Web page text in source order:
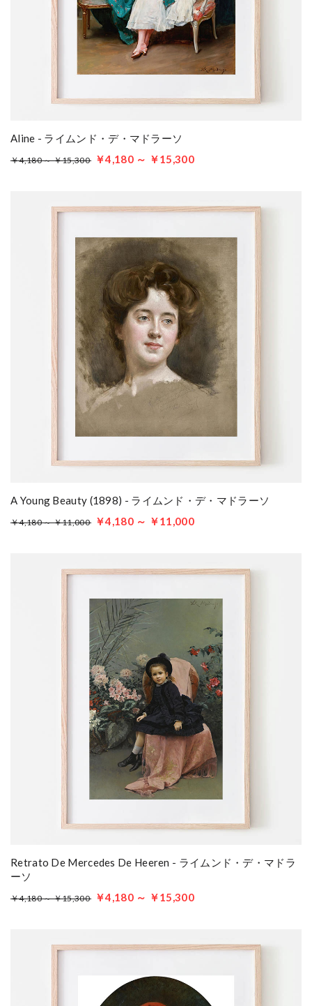
Aline - ライムンド・デ・マドラーソ
￥4,180 ～ ￥15,300 ￥4,180 ～ ￥15,300
A Young Beauty (1898) - ライムンド・デ・マドラーソ
￥4,180 ～ ￥11,000 ￥4,180 ～ ￥11,000
Retrato De Mercedes De Heeren - ライムンド・デ・マドラ
ーソ
￥4,180 ～ ￥15,300 ￥4,180 ～ ￥15,300